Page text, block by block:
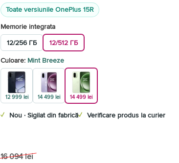
Toate versiunile OnePlus 15R
Memorie integrata
12/256 ГБ
12/512 ГБ
Culoare: Mint Breeze
12 999 lei 14 499 lei 14 499 lei
✓ Nou · Sigilat din fabrică✓ Verificare produs la curier
16 094 lei